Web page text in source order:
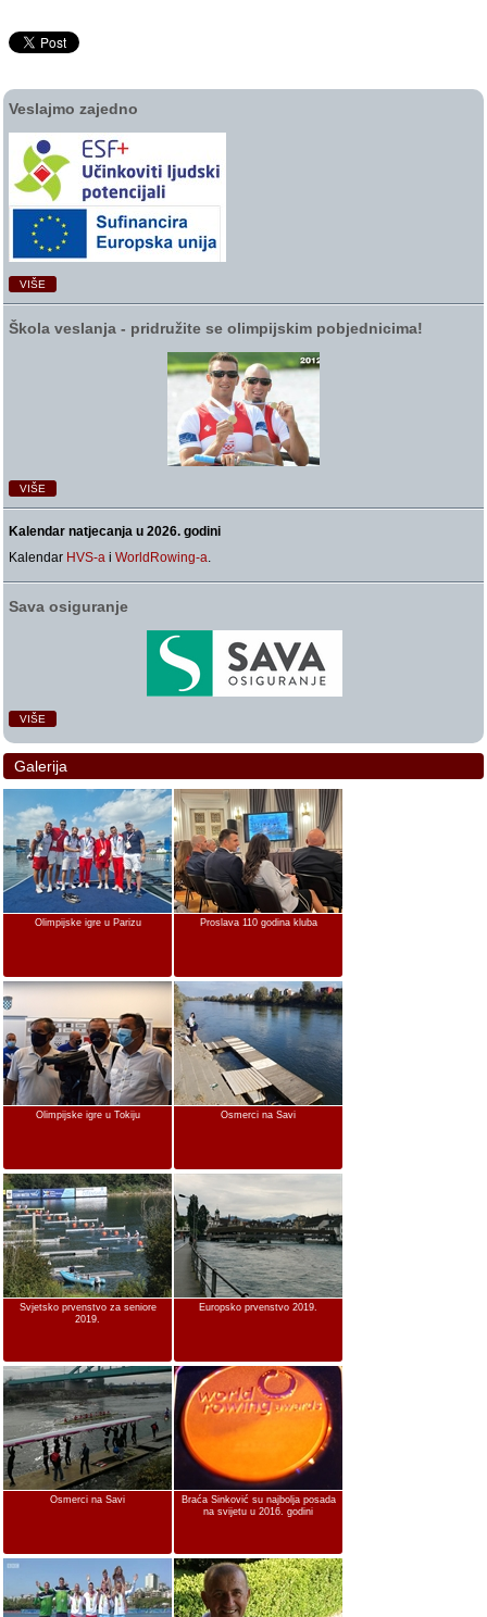
Veslajmo zajedno
VIŠE
Škola veslanja ‑ pridružite se olimpijskim pobjednicima!
VIŠE
Kalendar natjecanja u 2026. godini
Kalendar HVS-a iWorldRowing-a.
Sava osiguranje
VIŠE
Galerija
Olimpijske igre u Parizu Proslava 110 godina kluba
Olimpijske igre u Tokiju Osmerci na Savi
Svjetsko prvenstvo za seniore
2019.
Europsko prvenstvo 2019.
Osmerci na Savi
Braća Sinković su najbolja posada
na svijetu u 2016. godini